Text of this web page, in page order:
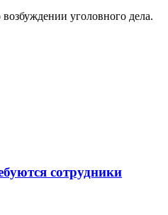
уголовного дела.
сотрудники